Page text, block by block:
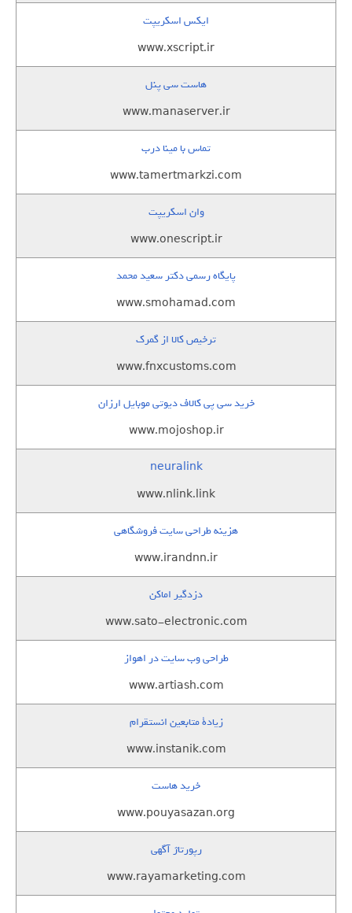
ایکس اسکریپت
www.xscript.ir
هاست سی پنل
www.manaserver.ir
تماس با مینا درب
www.tamertmarkzi.com
وان اسکریپت
www.onescript.ir
پایگاه رسمی دکتر سعید محمد
www.smohamad.com
ترخیص کالا از گمرک
www.fnxcustoms.com
خرید سی پی کالاف دیوتی موبایل ارزان
www.mojoshop.ir
neuralink
www.nlink.link
هزینه طراحی سایت فروشگاهی
www.irandnn.ir
دزدگیر اماکن
www.sato-electronic.com
طراحی وب سایت در اهواز
www.artiash.com
زيادة متابعين انستقرام
www.instanik.com
خرید هاست
www.pouyasazan.org
رپورتاژ آگهی
www.rayamarketing.com